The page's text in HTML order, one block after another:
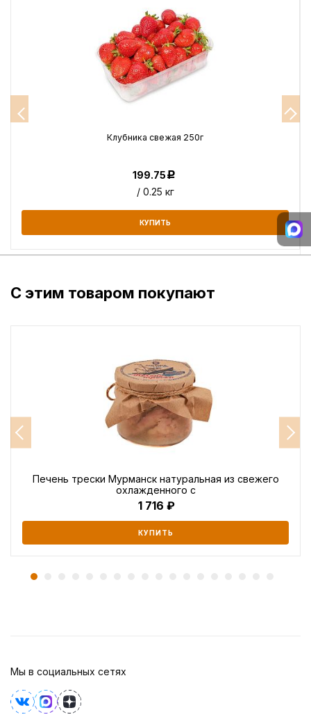
Клубника свежая 250г
199.75Р
/ 0.25 кг
КУПИТЬ
С этим товаром покупают
Печень трески Мурманск натуральная из свежего
охлажденного с
1 716
КУПИТЬ
Мы в социальных сетях